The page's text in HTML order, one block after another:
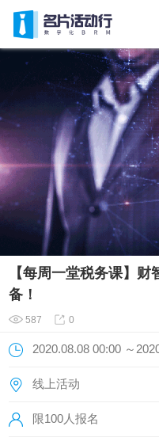
【每周一堂税务课】
备！
587 0
2020.08.08
线上活动
限100人报名